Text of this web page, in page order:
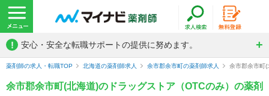
! 安心・安全な転職サポートの提供に努めます。
薬剤師の求人・転職TOP 北海道の薬剤師求人 余市郡余市町の薬剤師求人 余市郡余市町(
余市郡余市町(北海道)のドラッグストア（OTCのみ）の薬剤